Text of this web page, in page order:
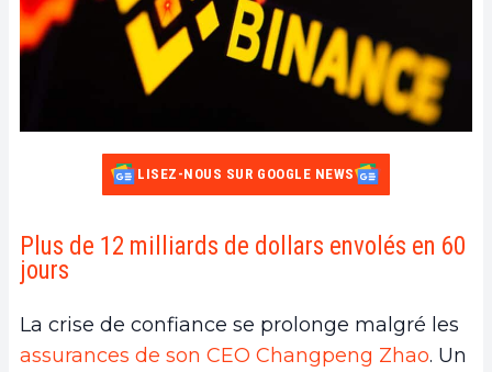
LISEZ-NOUS SUR GOOGLE NEWS
Plus de 12 milliards de dollars envolés en 60
jours
La crise de confiance se prolonge malgré les
assurances de son CEO Changpeng Zhao. Un